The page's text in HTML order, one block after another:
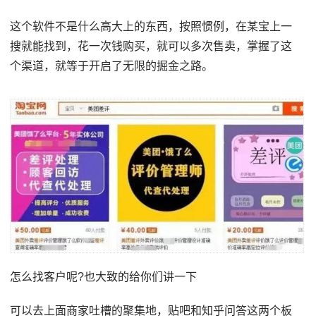
这个软件不是什么高大上的东西，按照惯例，在某宝上一
搜就能找到，花一次钱购买，就可以多次售卖，掌握了这
个渠道，就等于开启了无限的掘金之路。
怎么找客户呢?也大致的给你们讲一下
可以去上面商家吐槽的聚集地，贴吧和知乎问答这两个板